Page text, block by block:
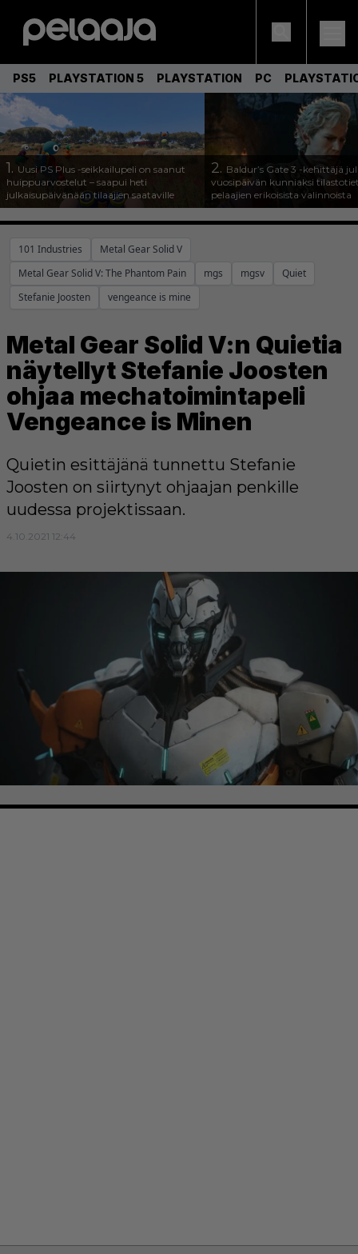
PS5 PLAYSTATION 5 PLAYSTATION PC
1. Uusi PS Plus -seikkailupeli on saanut
huippuarvostelut – saapui heti
julkaisupäivänään tilaajien saataville
2. Baldur’s Gate 3 -kehittäjä
vuosipäivän kunniaksi
pelaajien erikoisista valinnoista
101 Industries
Metal Gear Solid V
Metal Gear Solid V: The Phantom Pain
mgs mgsv
Quiet
Stefanie Joosten
vengeance is mine
Metal Gear Solid V:n Quietia
näytellyt Stefanie Joosten
ohjaa mechatoimintapeli
Vengeance is Minen
Quietin esittäjänä tunnettu Stefanie
Joosten on siirtynyt ohjaajan penkille
uudessa projektissaan.
4.10.2021 12:44